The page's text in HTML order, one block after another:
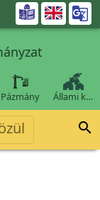

Pázmány Állami k…
